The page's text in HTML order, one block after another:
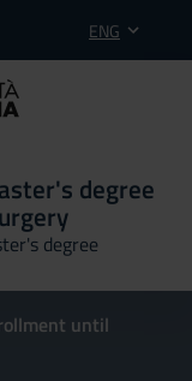
ENG
degree
degree
until